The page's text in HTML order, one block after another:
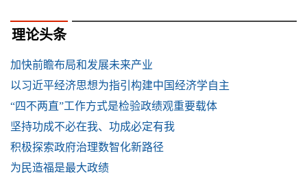
理论头条
加快前瞻布局和发展未来产业
以习近平经济思想为指引构建中国经济学自主
“四不两直”工作方式是检验政绩观重要载体
坚持功成不必在我、功成必定有我
积极探索政府治理数智化新路径
为民造福是最大政绩